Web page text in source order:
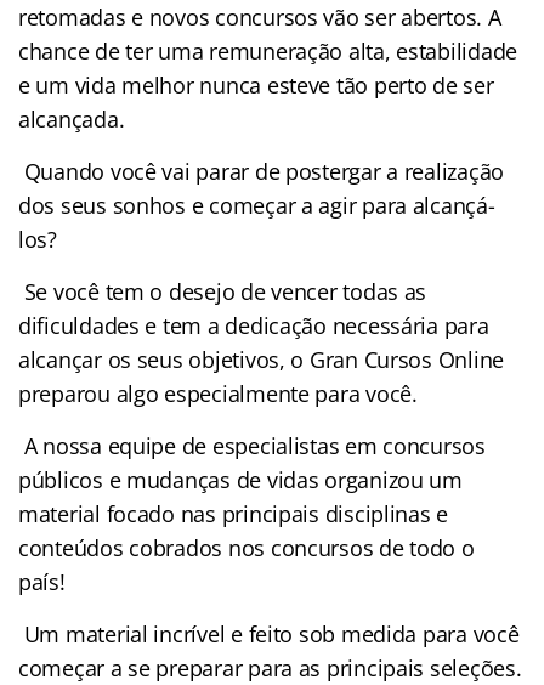
retomadas e novos concursos vão ser abertos. A
chance de ter uma remuneração alta, estabilidade
e um vida melhor nunca esteve tão perto de ser
alcançada.
Quando você vai parar de postergar a realização
dos seus sonhos e começar a agir para alcançá-
los?
Se você tem o desejo de vencer todas as
dificuldades e tem a dedicação necessária para
alcançar os seus objetivos, o Gran Cursos Online
preparou algo especialmente para você.
A nossa equipe de especialistas em concursos
públicos e mudanças de vidas organizou um
material focado nas principais disciplinas e
conteúdos cobrados nos concursos de todo o
país!
Um material incrível e feito sob medida para você
começar a se preparar para as principais seleções.